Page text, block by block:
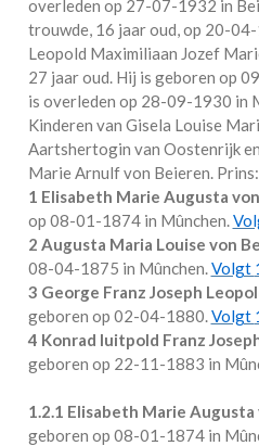
overleden op 27-07-1932 in
trouwde, 16 jaar oud, op 20-
Leopold Maximiliaan Jozef
27 jaar oud. Hij is geboren op
is overleden op 28-09-1930 in
Kinderen van Gisela Louise
Aartshertogin van Oostenrijk
Marie Arnulf von Beieren. Prins:
1 Elisabeth Marie Augusta
op 08-01-1874 in Mûnchen.
2 Augusta Maria Louise von
08-04-1875 in Mûnchen.Volgt
3 George Franz Joseph
geboren op 02-04-1880.Volgt
4 Konrad luitpold Franz
geboren op 22-11-1883 in
1.2.1 Elisabeth Marie Augusta
geboren op 08-01-1874 in